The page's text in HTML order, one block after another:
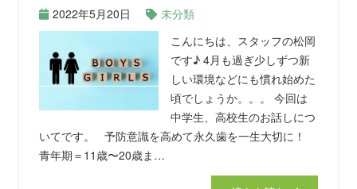
2022年5月20日
未分類
こんにちは、スタッフの松岡
です♪ 4月も過ぎ少しずつ新
しい環境などにも慣れ始めた
頃でしょうか。。。 今回は
中学生、高校生のお話しにつ
いてです。 予防意識を高めて永久歯を一生大切に！
青年期＝11歳〜20歳ま…